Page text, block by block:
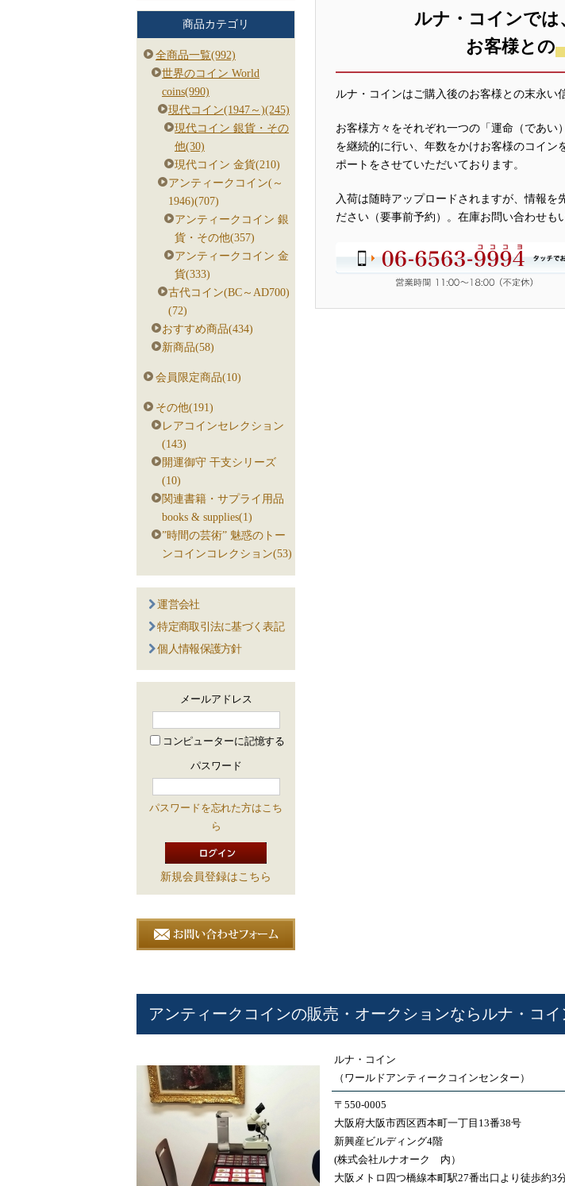
ルナ・コインでは
お客様との
ルナ・コインはご購入後のお客様との末永い
お客様方々をそれぞれ一つの「運命（であ
を継続的に行い、年数をかけお客様のコイ
ポートをさせていただいております。
入荷は随時アップロードされますが、情報を
ださい（要事前予約）。在庫お問い合わせも
商品カテゴリ
全商品一覧(992)
世界のコイン World
coins(990)
現代コイン(1947～)(245)
現代コイン 銀貨・その
他(30)
現代コイン 金貨(210)
アンティークコイン(～
1946)(707)
アンティークコイン 銀
貨・その他(357)
アンティークコイン 金
貨(333)
古代コイン(BC～AD700)
(72)
おすすめ商品(434)
新商品(58)
会員限定商品(10)
その他(191)
レアコインセレクション
(143)
開運御守 干支シリーズ
(10)
関連書籍・サプライ用品
books & supplies(1)
”時間の芸術” 魅惑のトー
ンコインコレクション(53)
運営会社
特定商取引法に基づく表記
個人情報保護方針
メールアドレス
コンピューターに記憶する
パスワード
パスワードを忘れた方はこち
ら
新規会員登録はこちら
アンティークコインの販売・オークションならルナ・コイ
ルナ・コイン
（ワールドアンティークコインセンター）
〒550-0005
大阪府大阪市西区西本町一丁目13番38号
新興産ビルディング4階
(株式会社ルナオーク 内）
大阪メトロ四つ橋線本町駅27番出口より徒歩約3